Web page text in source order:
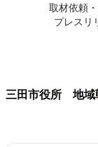
取材依頼
プレスリ
三田市役所 地域